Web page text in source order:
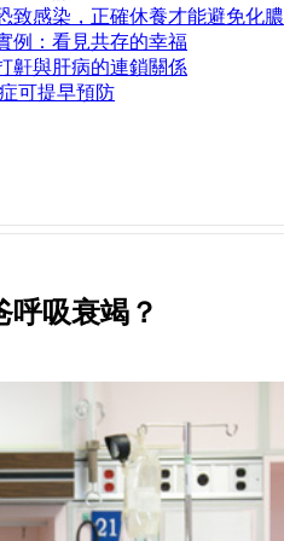
致感染，正確休養才能避免化膿
例：看見共存的幸福
鼾與肝病的連鎖關係
可提早預防
呼吸衰竭？